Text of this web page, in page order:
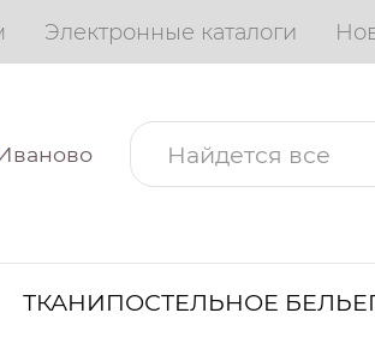
Электронные каталоги
ТКАНИПОСТЕЛЬНОЕ БЕЛЬЕ